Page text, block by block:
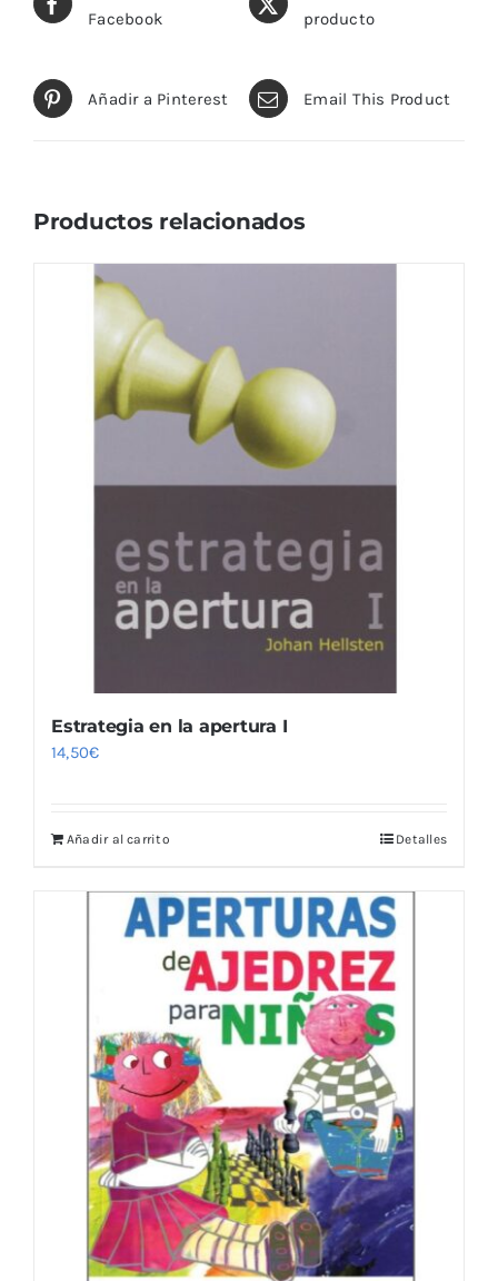
Facebook
producto
Añadir a Pinterest Email This Product
Productos relacionados
Estrategia en la apertura I
14,50€
Añadir al carrito Detalles